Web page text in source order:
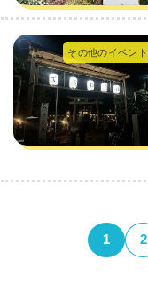
その他のイベント
1 2